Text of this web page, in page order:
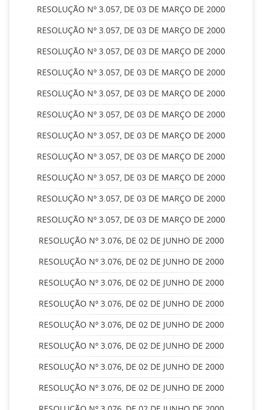
RESOLUÇÃO Nº 3.057, DE 03 DE MARÇO DE 2000
RESOLUÇÃO Nº 3.057, DE 03 DE MARÇO DE 2000
RESOLUÇÃO Nº 3.057, DE 03 DE MARÇO DE 2000
RESOLUÇÃO Nº 3.057, DE 03 DE MARÇO DE 2000
RESOLUÇÃO Nº 3.057, DE 03 DE MARÇO DE 2000
RESOLUÇÃO Nº 3.057, DE 03 DE MARÇO DE 2000
RESOLUÇÃO Nº 3.057, DE 03 DE MARÇO DE 2000
RESOLUÇÃO Nº 3.057, DE 03 DE MARÇO DE 2000
RESOLUÇÃO Nº 3.057, DE 03 DE MARÇO DE 2000
RESOLUÇÃO Nº 3.057, DE 03 DE MARÇO DE 2000
RESOLUÇÃO Nº 3.057, DE 03 DE MARÇO DE 2000
RESOLUÇÃO Nº 3.076, DE 02 DE JUNHO DE 2000
RESOLUÇÃO Nº 3.076, DE 02 DE JUNHO DE 2000
RESOLUÇÃO Nº 3.076, DE 02 DE JUNHO DE 2000
RESOLUÇÃO Nº 3.076, DE 02 DE JUNHO DE 2000
RESOLUÇÃO Nº 3.076, DE 02 DE JUNHO DE 2000
RESOLUÇÃO Nº 3.076, DE 02 DE JUNHO DE 2000
RESOLUÇÃO Nº 3.076, DE 02 DE JUNHO DE 2000
RESOLUÇÃO Nº 3.076, DE 02 DE JUNHO DE 2000